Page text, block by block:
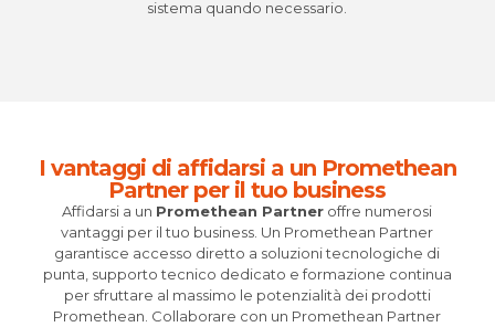
sistema quando necessario.
I vantaggi di affidarsi a un Promethean
Partner per il tuo business
Affidarsi a un Promethean Partner offre numerosi
vantaggi per il tuo business. Un Promethean Partner
garantisce accesso diretto a soluzioni tecnologiche di
punta, supporto tecnico dedicato e formazione continua
per sfruttare al massimo le potenzialità dei prodotti
Promethean. Collaborare con un Promethean Partner